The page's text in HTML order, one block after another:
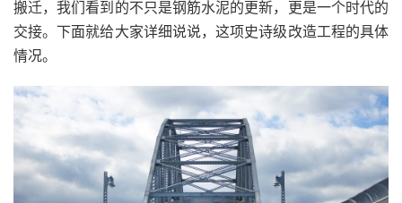
搬迁，我们看到的不只是钢筋水泥的更新，更是一个时代的
交接。下面就给大家详细说说，这项史诗级改造工程的具体
情况。